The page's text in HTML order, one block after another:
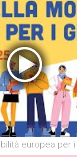
europea per i